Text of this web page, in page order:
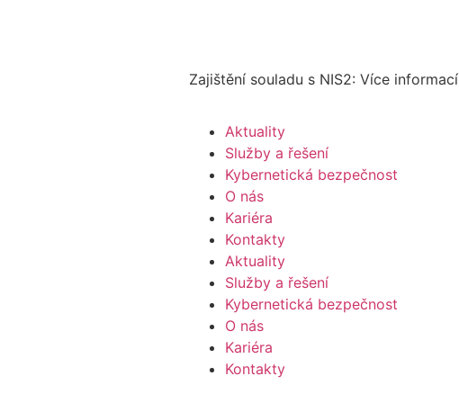
Zajištění souladu s NIS2: Více informací
Aktuality
Služby a řešení
Kybernetická bezpečnost
O nás
Kariéra
Kontakty
Aktuality
Služby a řešení
Kybernetická bezpečnost
O nás
Kariéra
Kontakty